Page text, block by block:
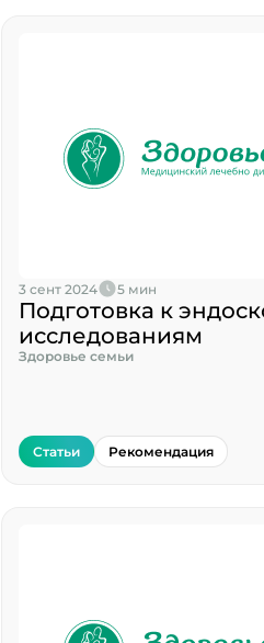
3 сент 2024 5 мин
Подготовка к
исследованиям
Здоровье семьи
Статьи Рекомендация